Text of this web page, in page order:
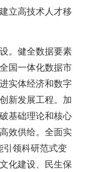
立高技术人才移
。健全数据要素
国一体化数据市
实体经济和数字
新发展工程。加
基础理论和核心
效供给。全面实
引领科研范式变
化建设、民生保